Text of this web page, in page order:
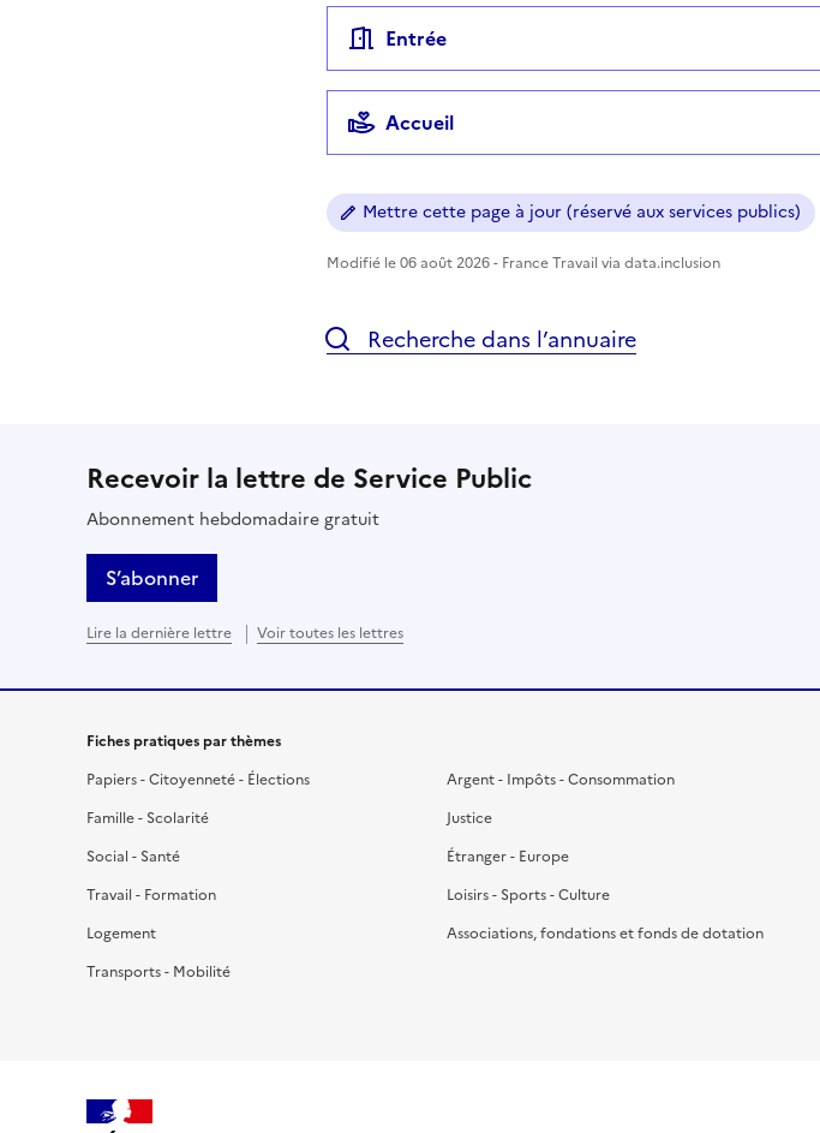
Entrée
Accueil
Mettre cette page à jour (réservé aux services publics)
Modifié le 06 août 2026 - France Travail via data.inclusion
Recherche dans l’annuaire
Recevoir la lettre de Service Public
Abonnement hebdomadaire gratuit
S’abonner
Lire la dernière lettre Voir toutes les lettres
Fiches pratiques par thèmes
Papiers - Citoyenneté - Élections
Famille - Scolarité
Social - Santé
Travail - Formation
Logement
Transports - Mobilité
Argent - Impôts - Consommation
Justice
Étranger - Europe
Loisirs - Sports - Culture
Associations, fondations et fonds de dotation